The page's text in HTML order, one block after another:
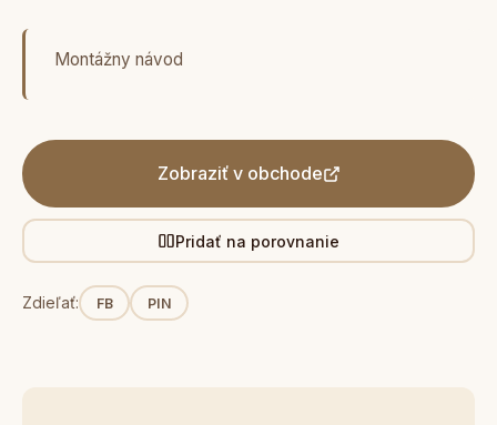
Montážny návod
Zobraziť v obchode
Pridať na porovnanie
Zdieľať: FB PIN